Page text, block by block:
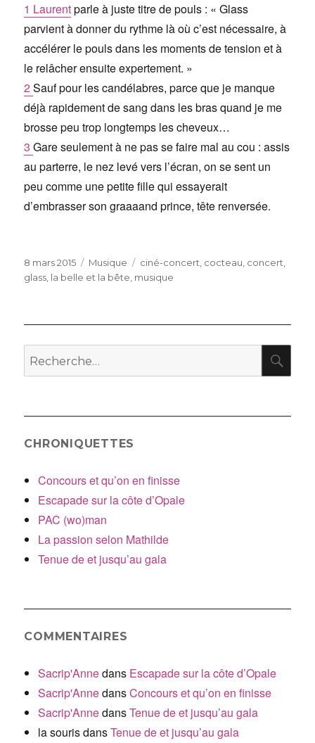
1 Laurentparle à juste titre de pouls : « Glass
parvient à donner du rythme là où c’est nécessaire, à
accélérer le pouls dans les moments de tension et à
le relâcher ensuite expertement. »
2Sauf pour les candélabres, parce que je manque
déjà rapidement de sang dans les bras quand je me
brosse peu trop longtemps les cheveux…
3Gare seulement à ne pas se faire mal au cou : assis
au parterre, le nez levé vers l’écran, on se sent un
peu comme une petite fille qui essayerait
d’embrasser son graaaand prince, tête renversée.
Publié
le
8 mars 2015 Catégories
Musique Étiquettes
ciné-concert, cocteau, concert,
glass, la belle et la bête, musique
Recherche
pour
CHRONIQUETTES
Concours et qu’on en finisse
Escapade sur la côte d’Opale
PAC (wo)man
La passion selon Mathilde
Tenue de et jusqu’au gala
COMMENTAIRES
Sacrip'Annedans Escapade sur la côte d’Opale
Sacrip'AnnedansConcours et qu’on en finisse
Sacrip'AnnedansTenue de et jusqu’au gala
la sourisdansTenue de et jusqu’au gala